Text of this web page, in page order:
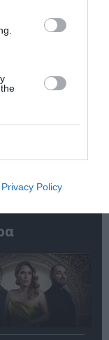
Privacy Policy
Park your
&